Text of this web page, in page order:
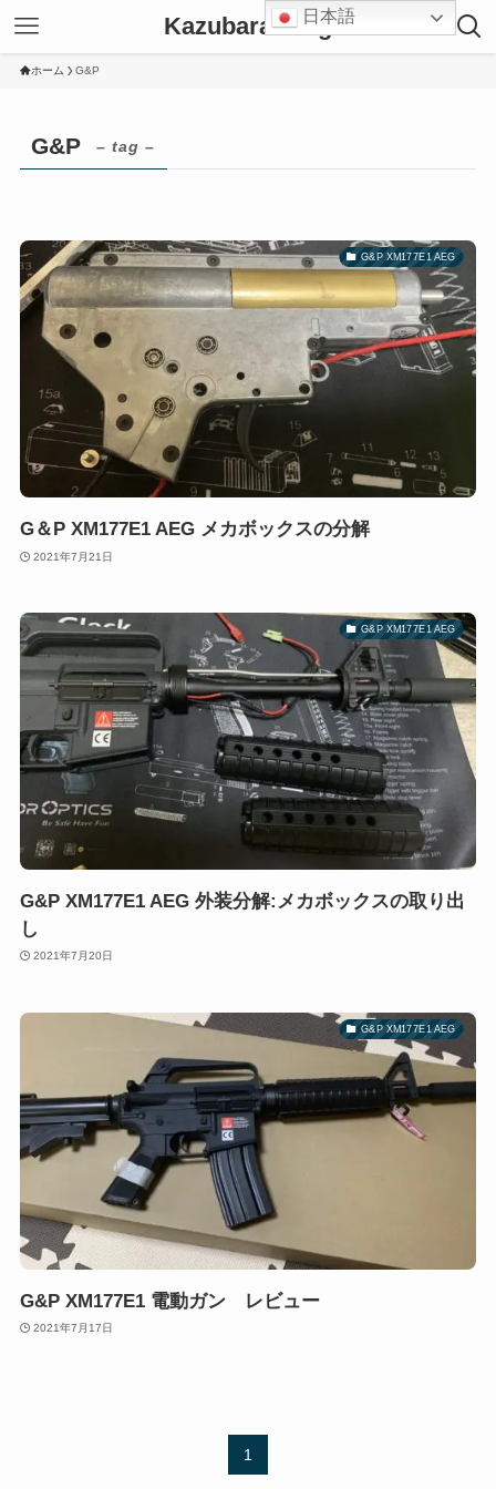
Kazubara Blog
ホーム G&P
G&P – tag –
G&P XM177E1 AEG
G＆P XM177E1 AEG メカボックスの分解
2021年7月21日
G&P XM177E1 AEG
G&P XM177E1 AEG 外装分解:メカボックスの取り出
し
2021年7月20日
G&P XM177E1 AEG
G&P XM177E1 電動ガン レビュー
2021年7月17日
1
日本語